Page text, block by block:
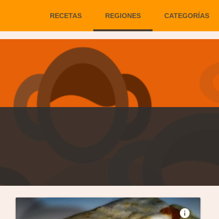
RECETAS REGIONES CATEGORÍAS
info